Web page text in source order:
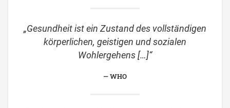
„Gesundheit ist ein Zustand des vollständigen
körperlichen, geistigen und sozialen
Wohlergehens […]“
WHO